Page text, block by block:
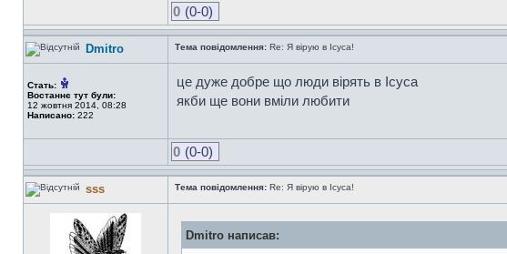
0 (0-0)
Dmitro Тема повідомлення: Re: Я вірую в Ісуса!
Стать:
Востаннє тут були:
12 жовтня 2014, 08:28
Написано: 222
це дуже добре що люди вірять в Ісуса
якби ще вони вміли любити
0 (0-0)
sss Тема повідомлення: Re: Я вірую в Ісуса!
Dmitro написав: